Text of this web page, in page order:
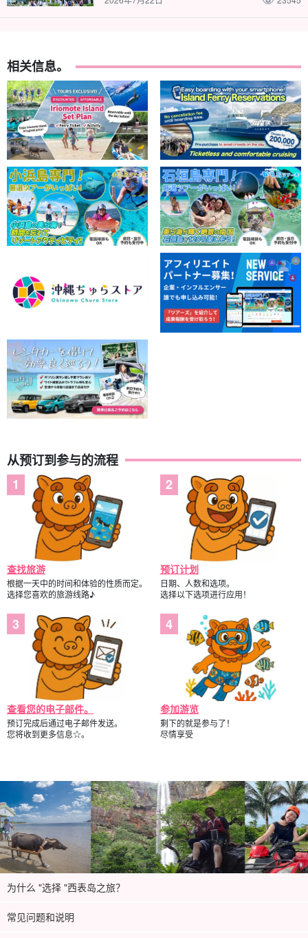
相关信息。
从预订到参与的流程
查找旅游
根据一天中的时间和体验的性质而定。
选择您喜欢的旅游线路♪
预订计划
日期、人数和选项。
选择以下选项进行应用！
查看您的电子邮件。
预订完成后通过电子邮件发送。
您将收到更多信息☆。
参加游览
剩下的就是参与了！
尽情享受
为什么 "选择 "西表岛之旅？
常见问题和说明